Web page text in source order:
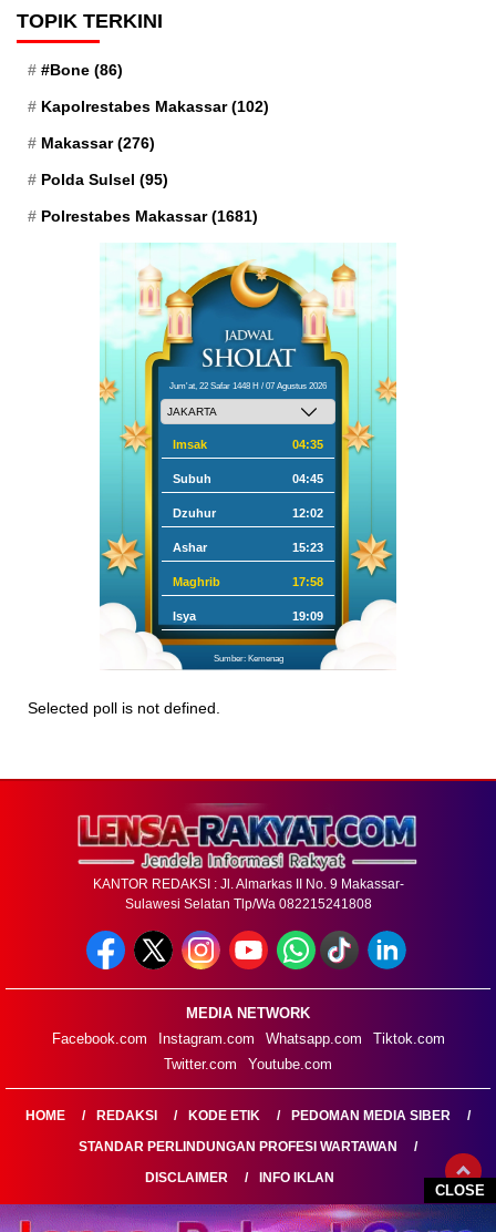
CLOSE
TOPIK TERKINI
#Bone (86)
Kapolrestabes Makassar(102)
Makassar(276)
Polda Sulsel (95)
Polrestabes Makassar(1681)
Jum'at, 22 Safar 1448 H / 07 Agustus 2026
Imsak 04:35
Subuh 04:45
Dzuhur 12:02
Ashar 15:23
Maghrib 17:58
Isya 19:09
Sumber: Kemenag
Selected poll is not defined.
KANTOR REDAKSI : Jl. Almarkas II No. 9 Makassar-
Sulawesi Selatan Tlp/Wa 082215241808
MEDIA NETWORK
Facebook.com
Instagram.com Whatsapp.com
Tiktok.com
Twitter.com
Youtube.com
HOME REDAKSI KODE ETIK
PEDOMAN MEDIA SIBER
STANDAR PERLINDUNGAN PROFESI WARTAWAN
DISCLAIMER
INFO IKLAN
LENSARAKYAT.COM@2026